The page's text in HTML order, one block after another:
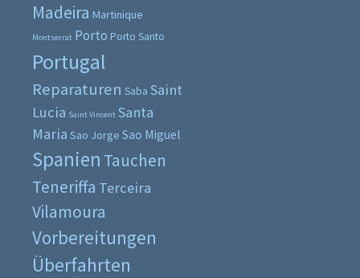
Madeira Martinique
Montserrat Porto Porto Santo
Portugal
Reparaturen Saba Saint
Lucia Saint Vincent Santa
Maria Sao Jorge Sao Miguel
Spanien Tauchen
Teneriffa Terceira
Vilamoura
Vorbereitungen
Überfahrten